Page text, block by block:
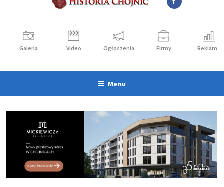
Galeria Video Ogłoszenia Firmy Reklama
Menu